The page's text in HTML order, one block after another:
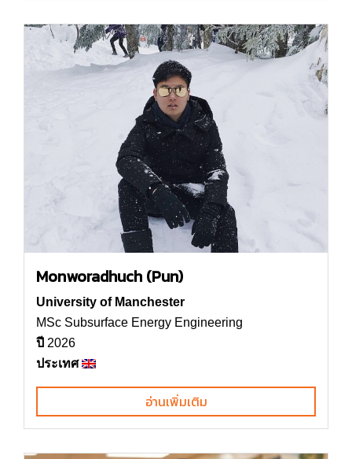
Monworadhuch (Pun)
University of Manchester
MSc Subsurface Energy Engineering
ปี 2026
ประเทศ
อ่านเพิ่มเติม